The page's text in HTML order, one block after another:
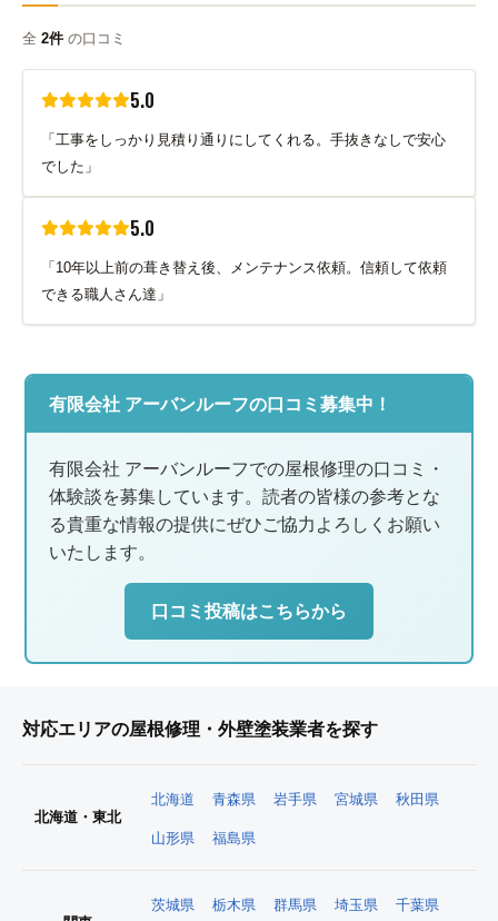
全 2件 の口コミ
5.0
「工事をしっかり見積り通りにしてくれる。手抜きなしで安心
でした」
5.0
「10年以上前の葺き替え後、メンテナンス依頼。信頼して依頼
できる職人さん達」
有限会社 アーバンルーフの口コミ募集中！
有限会社 アーバンルーフでの屋根修理の口コミ・
体験談を募集しています。読者の皆様の参考とな
る貴重な情報の提供にぜひご協力よろしくお願い
いたします。
口コミ投稿はこちらから
対応エリアの屋根修理・外壁塗装業者を探す
北海道・東北
北海道 青森県 岩手県 宮城県 秋田県
山形県 福島県
茨城県 栃木県 群馬県 埼玉県 千葉県